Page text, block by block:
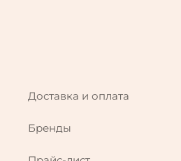
Доставка и оплата
Бренды